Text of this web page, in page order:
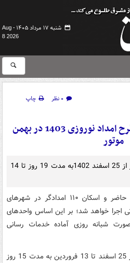
شنبه ۱۷ مرداد ۱۴۰۵ -
Aug
8 2026
۰ نظر
چاپ
25 اسفند؛ آغاز اجرای طرح امداد نوروزی 1403 در بهمن
موتور
طرح امداد نوروزی بهمن موتور از 25 اسفند 1402به مدت 19 روز تا 14
این طرح با کمک ۸۵ عاملیت حاضر و اسکان ۱۱۰ امدادگر در شهرهای
اجرا خواهد شد؛ بر این اساس واحدهای
شبانه روزی آماده خدمات رسانی
طرح امدادی ویژه نوروز 1403 از 25 اسفند تا 13 فروردین به مدت 15 روز